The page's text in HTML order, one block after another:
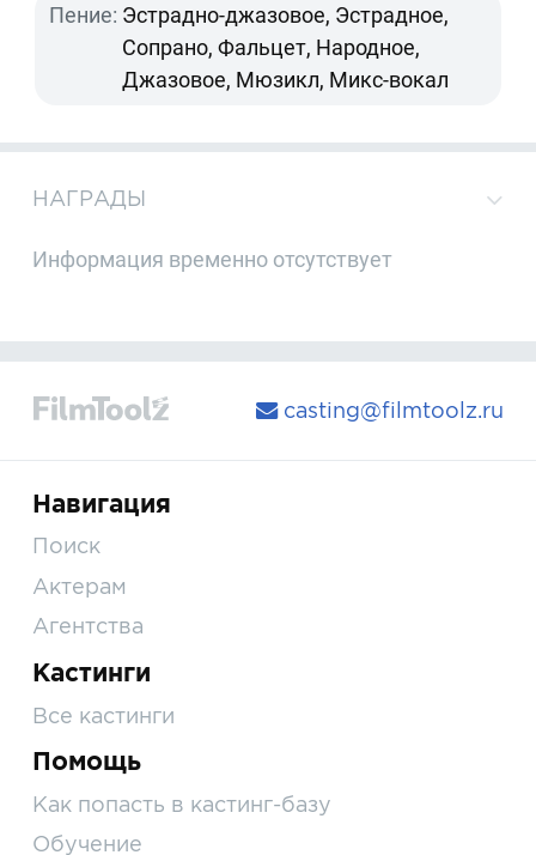
Пение: Эстрадно-джазовое, Эстрадное,
Сопрано, Фальцет, Народное,
Джазовое, Мюзикл, Микс-вокал
НАГРАДЫ
Информация временно отсутствует
casting@filmtoolz.ru
Навигация
Поиск
Актерам
Агентства
Кастинги
Все кастинги
Помощь
Как попасть в кастинг-базу
Обучение